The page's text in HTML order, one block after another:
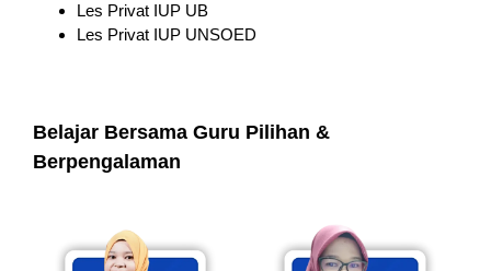
Les Privat IUP UB
Les Privat IUP UNSOED
Belajar Bersama Guru Pilihan &
Berpengalaman